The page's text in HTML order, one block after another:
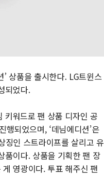
상품을 출시한다. LG트윈스
되었다.
키워드로 팬 상품 디자인 공
되었으며, ‘데님에디션’은
징인 스트라이프를 살리고 유
품이다. 상품을 기획한 팬 장
영광이다. 투표 해주신 팬